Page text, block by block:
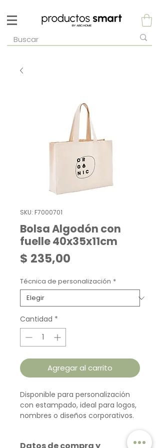
SKU: F7000701
Bolsa Algodón con
fuelle 40x35x11cm
$ 235,00
Técnica de personalización *
Cantidad *
Agregar al carrito
Disponible para personalización
con estampado, ideal para logos,
nombres o diseños corporativos.